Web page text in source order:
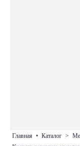
главная • каталог >